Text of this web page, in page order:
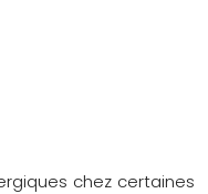
chez certaines